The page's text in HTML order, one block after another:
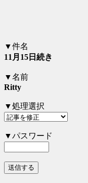
▼件名
11月15日続き
▼名前
Ritty
▼処理選択
▼パスワード